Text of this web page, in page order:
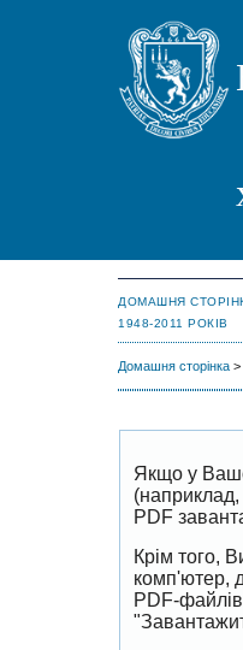
ДОМАШНЯ
1948-2011 РОКІВ
Домашня сторінка >
Якщо у
(наприклад,
PDF
Крім того,
комп'ютер,
PDF-